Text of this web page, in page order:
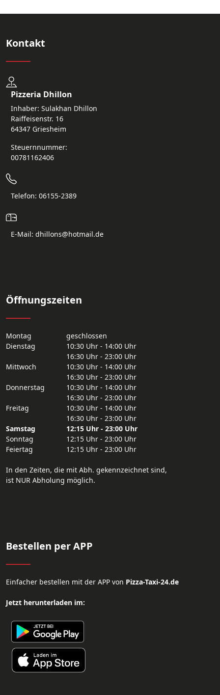
Kontakt
Pizzeria Dhillon
Inhaber: Sulakhan Dhillon
Raiffeisenstr. 16
64347 Griesheim
Steuernnummer:
00781162406
Telefon: 06155-2389
E-Mail: dhillons@hotmail.de
Öffnungszeiten
Montag
geschlossen
Dienstag
10:30 Uhr - 14:00 Uhr
16:30 Uhr - 23:00 Uhr
Mittwoch
10:30 Uhr - 14:00 Uhr
16:30 Uhr - 23:00 Uhr
Donnerstag
10:30 Uhr - 14:00 Uhr
16:30 Uhr - 23:00 Uhr
Freitag
10:30 Uhr - 14:00 Uhr
16:30 Uhr - 23:00 Uhr
Samstag
12:15 Uhr - 23:00 Uhr
Sonntag
12:15 Uhr - 23:00 Uhr
Feiertag
12:15 Uhr - 23:00 Uhr
In den Zeiten, die mit Abh. gekennzeichnet sind,
ist NUR Abholung möglich.
Bestellen per APP
Einfacher bestellen mit der APP von Pizza-Taxi-24.de
Jetzt herunterladen im: